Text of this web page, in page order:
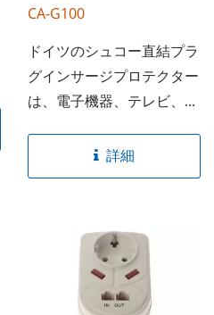
CA-G100
ドイツのシュコー直結プラ
グインサージプロテクター
は、電子機器、テレビ、電
ら保護するサージ保護機能
を備えています。...
詳細